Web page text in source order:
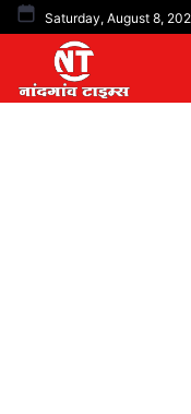
Skip
content
Saturday, August 8,